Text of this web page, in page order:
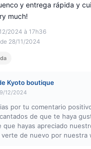
2024 à 17h36
28/11/2024
y entrega rápida y
much!
Kyoto boutique
12/2024
por tu comentario
de que te haya
que hayas apreciado
verte de nuevo por nuestra